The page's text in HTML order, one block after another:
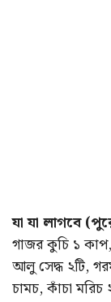
যা যা লাগবে
গাজর কুচি ১
আলু সেদ্ধ ২টি,
চামচ, কাঁচা মরিচ